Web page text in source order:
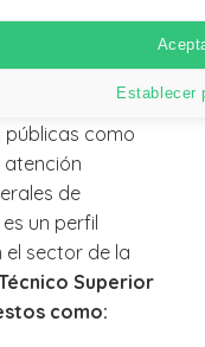
puede
el
públicas como
atención
de
un perfil
sector de la
Superior
como:
Establecer